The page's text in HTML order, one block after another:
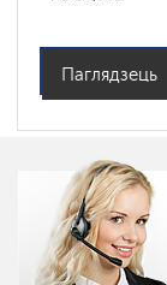
Паглядзець